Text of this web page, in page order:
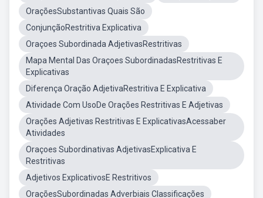
OraçõesSubstantivas Quais São
ConjunçãoRestritiva Explicativa
Oraçoes Subordinada AdjetivasRestritivas
Mapa Mental Das Oraçoes SubordinadasRestritivas E
Explicativas
Diferença Oração AdjetivaRestritiva E Explicativa
Atividade Com UsoDe Orações Restritivas E Adjetivas
Orações Adjetivas Restritivas E ExplicativasAcessaber
Atividades
Oraçoes Subordinativas AdjetivasExplicativa E
Restritivas
Adjetivos ExplicativosE Restritivos
OraçõesSubordinadas Adverbiais Classificações